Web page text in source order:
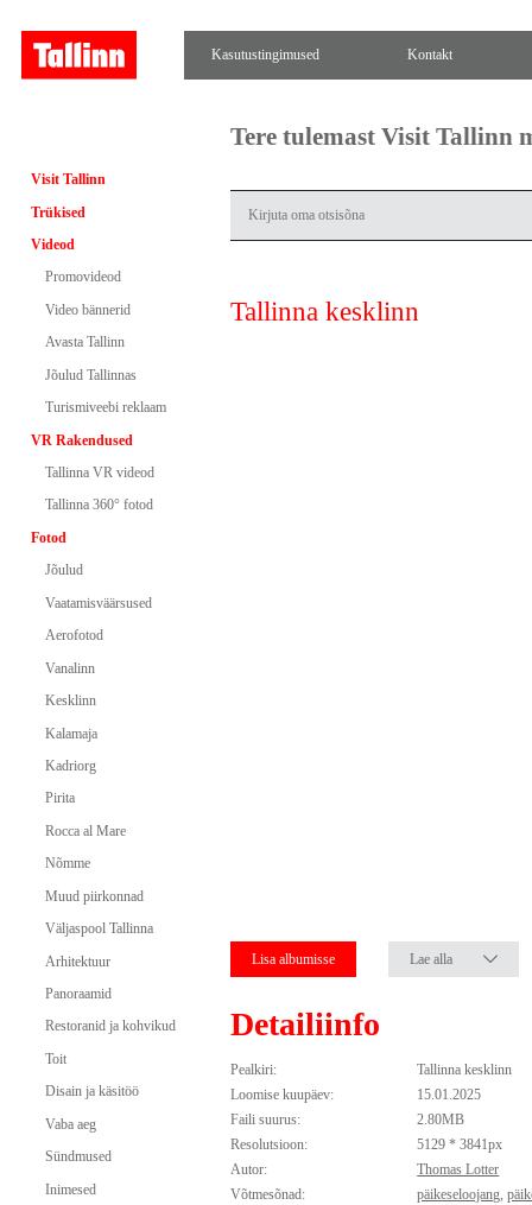
Kasutustingimused Kontakt
Visit Tallinn
Trükised
Videod
Promovideod
Video bännerid
Avasta Tallinn
Jõulud Tallinnas
Turismiveebi reklaam
VR Rakendused
Tallinna VR videod
Tallinna 360° fotod
Fotod
Jõulud
Vaatamisväärsused
Aerofotod
Vanalinn
Kesklinn
Kalamaja
Kadriorg
Pirita
Rocca al Mare
Nõmme
Muud piirkonnad
Väljaspool Tallinna
Arhitektuur
Panoraamid
Restoranid ja kohvikud
Toit
Disain ja käsitöö
Vaba aeg
Sündmused
Inimesed
Tere tulemast Visit Tallinn
Tallinna kesklinn
Lisa albumisse Lae alla
Detailiinfo
Pealkiri:
Tallinna kesklinn
Loomise kuupäev:
15.01.2025
Faili suurus:
2.80MB
Resolutsioon:
5129 * 3841px
Autor:
Thomas Lotter
Võtmesõnad:
päikeseloojang,